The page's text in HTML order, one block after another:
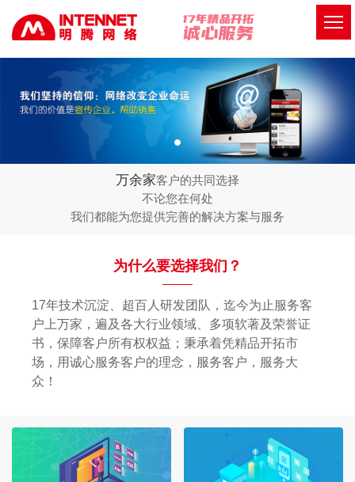
万余家客户的共同选择
不论您在何处
我们都能为您提供完善的解决方案与服务
为什么要选择我们？
17年技术沉淀、超百人研发团队，迄今为止服务客
户上万家，遍及各大行业领域、多项软著及荣誉证
书，保障客户所有权权益；秉承着凭精品开拓市
场，用诚心服务客户的理念，服务客户，服务大
众！